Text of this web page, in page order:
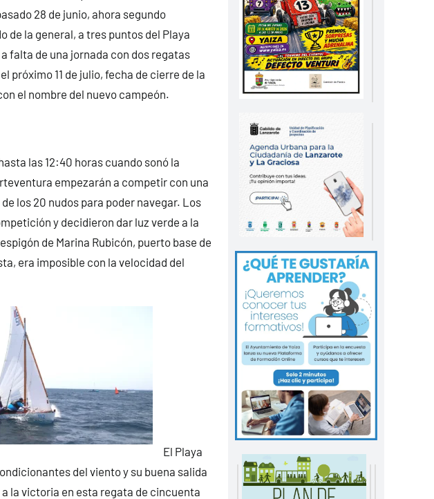
28 de junio, ahora segundo
de la general, a tres puntos del Playa
a falta de una jornada con dos regatas
próximo 11 de julio, fecha de cierre de la
el nombre del nuevo campeón.
las 12:40 horas cuando sonó la
empezarán a competir con una
los 20 nudos para poder navegar. Los
y decidieron dar luz verde a la
de Marina Rubicón, puerto base de
era imposible con la velocidad del
El Playa
del viento y su buena salida
la victoria en esta regata de cincuenta